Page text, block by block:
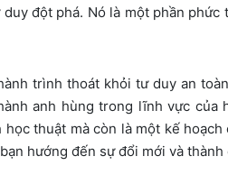
đột phá. Nó là một phần
trình thoát khỏi tư duy an
anh hùng trong lĩnh vực của
thuật mà còn là một kế
hướng đến sự đổi mới và